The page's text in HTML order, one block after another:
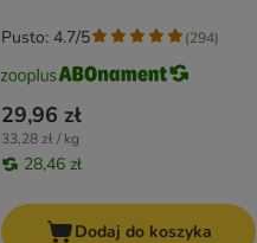
29,96 zł
33,28 zł / kg
28,46 zł
Pusto: 4.7/5 (294)
Dodaj do koszyka